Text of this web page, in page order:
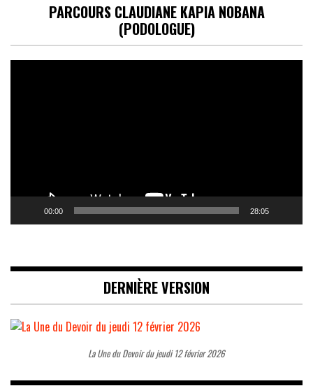
PARCOURS CLAUDIANE KAPIA NOBANA
(PODOLOGUE)
00:00 28:05
DERNIÈRE VERSION
La Une du Devoir du jeudi 12 février 2026